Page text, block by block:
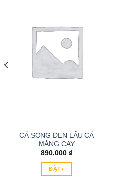
CÁ SONG ĐEN LẨU CÁ
MĂNG CAY
890.000 ₫
ĐẶT+